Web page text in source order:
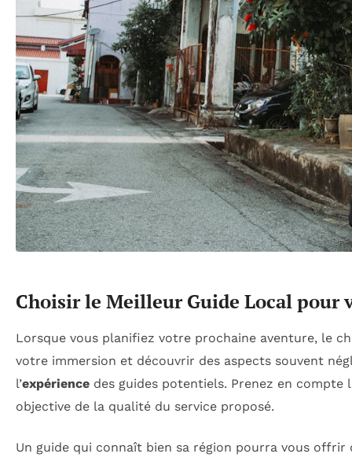
Choisir le Meilleur Guide Local pour
Lorsque vous planifiez votre prochaine aventure, le
votre immersion et découvrir des aspects souvent
l’expérience des guides potentiels. Prenez en compte
objective de la qualité du service proposé.
Un guide qui connaît bien sa région pourra vous offrir